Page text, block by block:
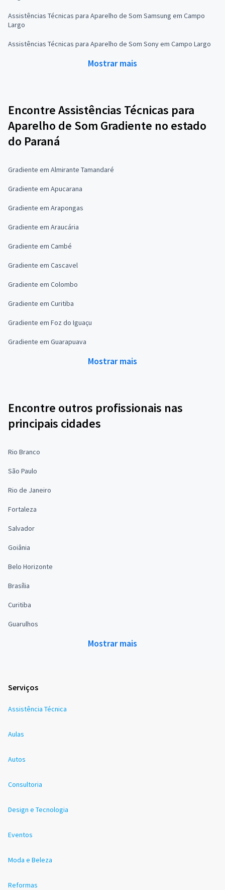
Assistências Técnicas para Aparelho de Som Samsung em Campo
Largo
Assistências Técnicas para Aparelho de Som Sony em Campo Largo
Mostrar mais
Encontre Assistências Técnicas para
Aparelho de Som Gradiente no estado
do Paraná
Gradiente em Almirante Tamandaré
Gradiente em Apucarana
Gradiente em Arapongas
Gradiente em Araucária
Gradiente em Cambé
Gradiente em Cascavel
Gradiente em Colombo
Gradiente em Curitiba
Gradiente em Foz do Iguaçu
Gradiente em Guarapuava
Mostrar mais
Encontre outros profissionais nas
principais cidades
Rio Branco
São Paulo
Rio de Janeiro
Fortaleza
Salvador
Goiânia
Belo Horizonte
Brasília
Curitiba
Guarulhos
Mostrar mais
Serviços
Assistência Técnica
Aulas
Autos
Consultoria
Design e Tecnologia
Eventos
Moda e Beleza
Reformas